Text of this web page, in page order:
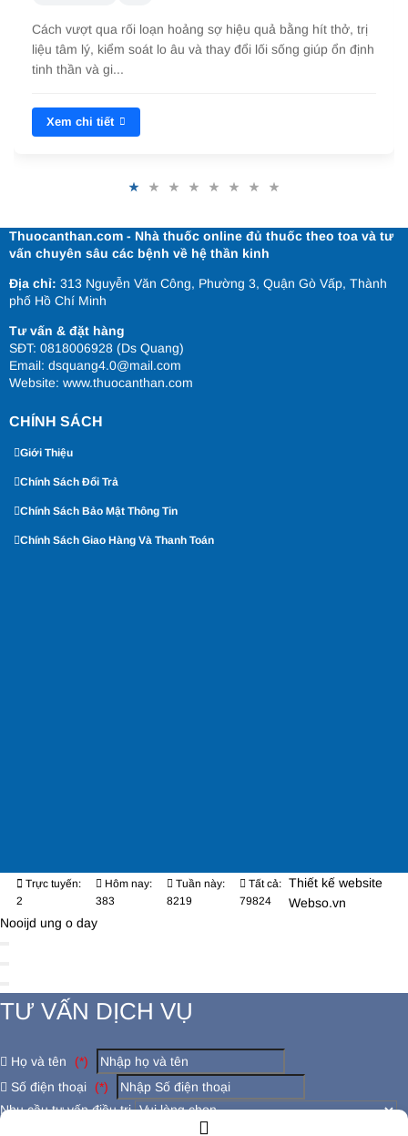
Cách vượt qua rối loạn hoảng sợ hiệu quả bằng hít thở, trị
liệu tâm lý, kiểm soát lo âu và thay đổi lối sống giúp ổn định
tinh thần và gi...
Xem chi tiết
Thuocanthan.com - Nhà thuốc online đủ thuốc theo toa và tư
vấn chuyên sâu các bệnh về hệ thần kinh
Địa chỉ: 313 Nguyễn Văn Công, Phường 3, Quận Gò Vấp, Thành
phố Hồ Chí Minh
Tư vấn & đặt hàng
SĐT: 0818006928 (Ds Quang)
Email: dsquang4.0@mail.com
Website: www.thuocanthan.com
CHÍNH SÁCH
Giới Thiệu
Chính Sách Đổi Trả
Chính Sách Bảo Mật Thông Tin
Chính Sách Giao Hàng Và Thanh Toán
Trực tuyến:
2
Hôm nay:
383
Tuần này:
8219
Tất cả:
79824
Thiết kế website
Webso.vn
Nooijd ung o day
TƯ VẤN DỊCH VỤ
Họ và tên
(*)
Số điện thoại
(*)
Nhu cầu tư vấn điều trị